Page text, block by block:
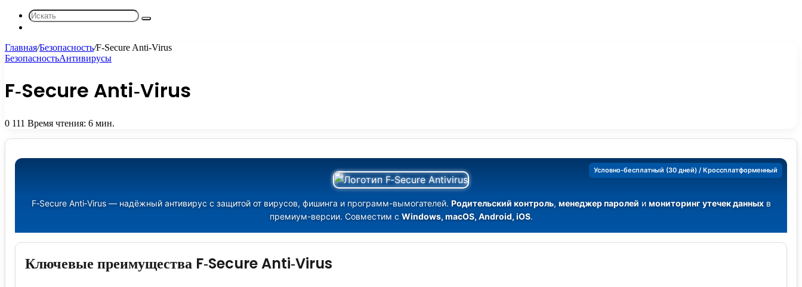
Искать
Главная/Безопасность/F‑Secure Anti‑Virus
БезопасностьАнтивирусы
F‑Secure Anti‑Virus
0 111 Время чтения: 6 мин.
F‑Secure Anti‑Virus — надёжный антивирус с защитой от вирусов, фишинга и программ-вымогателей. Родительский контроль, менеджер паролей и мониторинг утечек данныхв
премиум-версии. Совместим с Windows, macOS, Android, iOS.
Условно-бесплатный (30 дней) / Кроссплатформенный
Ключевые преимущества F‑Secure Anti‑Virus